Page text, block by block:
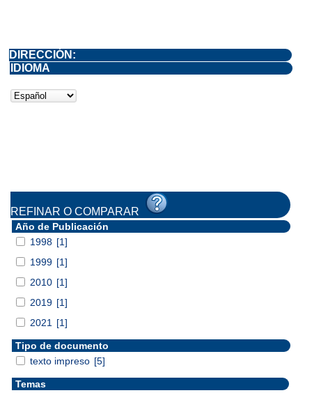
DIRECCIÓN:
IDIOMA
REFINAR O COMPARAR
Año de Publicación
1998 [1]
1999 [1]
2010 [1]
2019 [1]
2021
[1]
Tipo de documento
texto impreso [5]
Temas